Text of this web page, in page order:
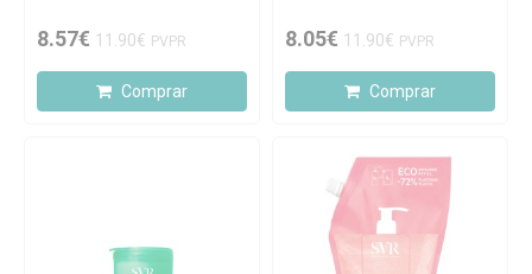
8.57€ 11.90€ PVPR
Comprar
8.05€ 11.90€ PVPR
Comprar